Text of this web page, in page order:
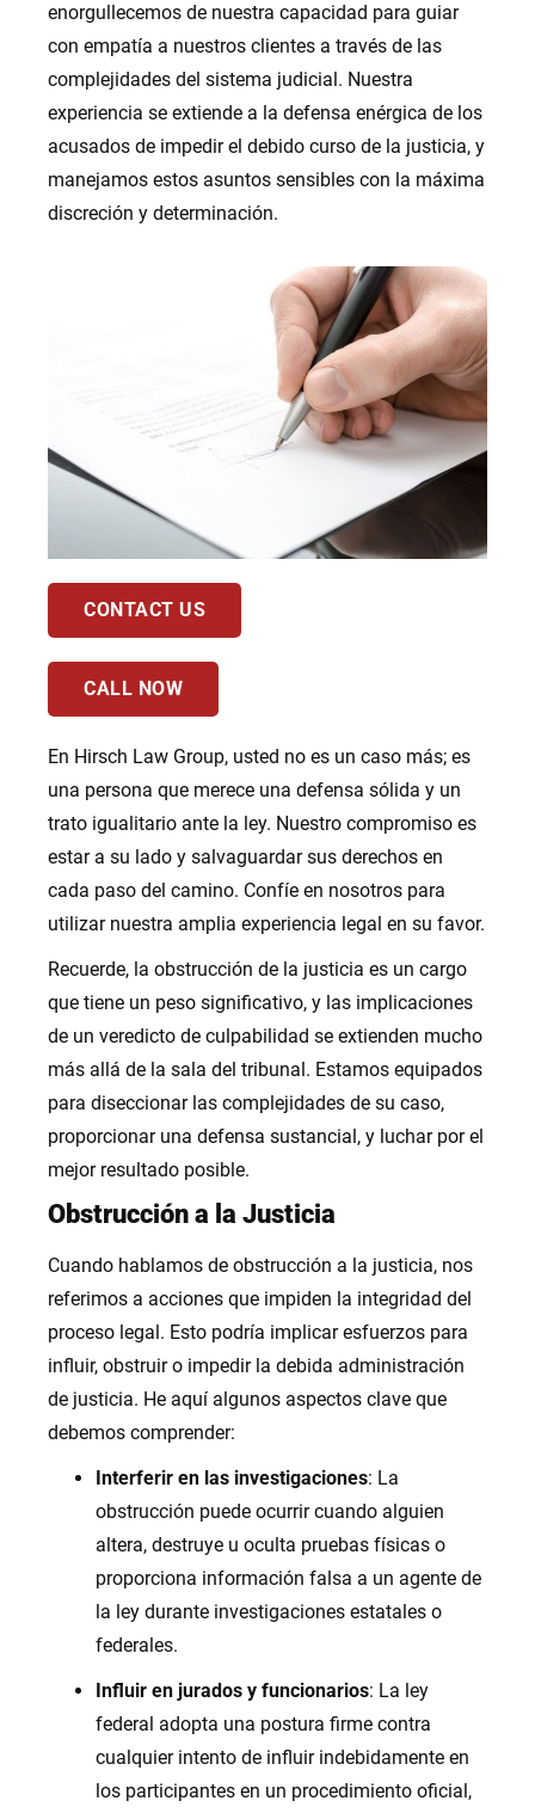
enorgullecemos de nuestra capacidad para guiar
con empatía a nuestros clientes a través de las
complejidades del sistema judicial. Nuestra
experiencia se extiende a la defensa enérgica de los
acusados de impedir el debido curso de la justicia, y
manejamos estos asuntos sensibles con la máxima
discreción y determinación.
CONTACT US
CALL NOW
En Hirsch Law Group, usted no es un caso más; es
una persona que merece una defensa sólida y un
trato igualitario ante la ley. Nuestro compromiso es
estar a su lado y salvaguardar sus derechos en
cada paso del camino. Confíe en nosotros para
utilizar nuestra amplia experiencia legal en su favor.
Recuerde, la obstrucción de la justicia es un cargo
que tiene un peso significativo, y las implicaciones
de un veredicto de culpabilidad se extienden mucho
más allá de la sala del tribunal. Estamos equipados
para diseccionar las complejidades de su caso,
proporcionar una defensa sustancial, y luchar por el
mejor resultado posible.
Obstrucción a la Justicia
Cuando hablamos de obstrucción a la justicia, nos
referimos a acciones que impiden la integridad del
proceso legal. Esto podría implicar esfuerzos para
influir, obstruir o impedir la debida administración
de justicia. He aquí algunos aspectos clave que
debemos comprender:
Interferir en las investigaciones: La
obstrucción puede ocurrir cuando alguien
altera, destruye u oculta pruebas físicas o
proporciona información falsa a un agente de
la ley durante investigaciones estatales o
federales.
Influir en jurados y funcionarios: La ley
federal adopta una postura firme contra
cualquier intento de influir indebidamente en
los participantes en un procedimiento oficial,